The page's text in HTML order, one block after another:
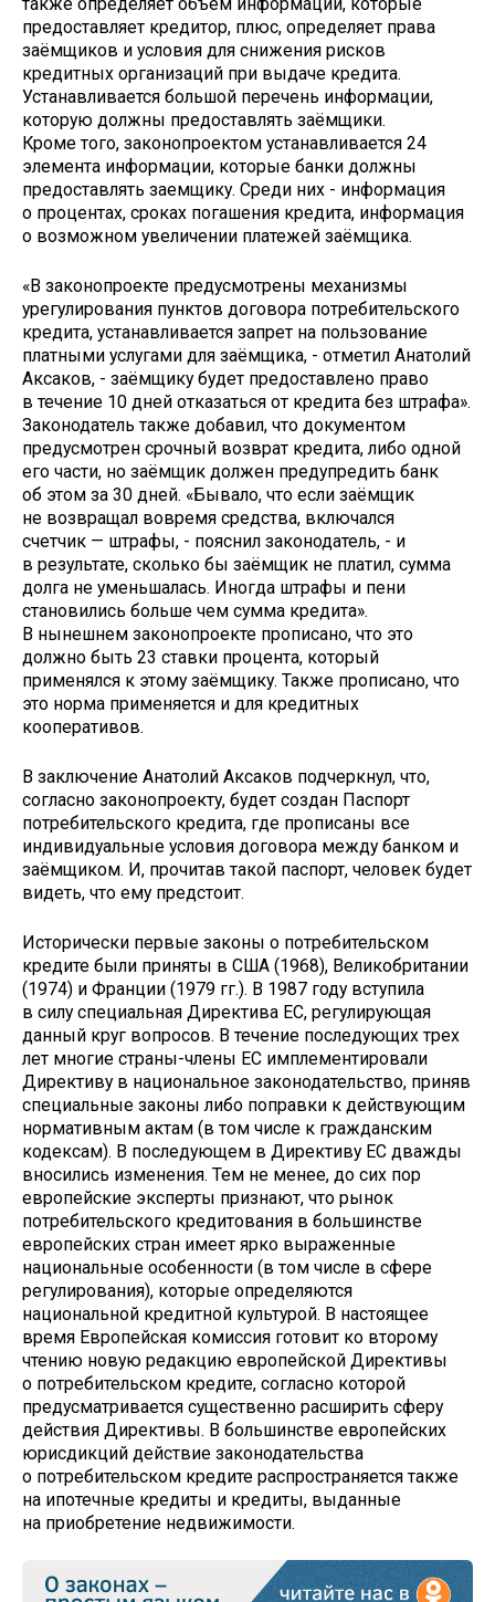
предоставляет кредитор, плюс, определяет права
заёмщиков и условия для снижения рисков
кредитных организаций при выдаче кредита.
Устанавливается большой перечень информации,
которую должны предоставлять заёмщики.
Кроме того, законопроектом устанавливается 24
элемента информации, которые банки должны
предоставлять заемщику. Среди них - информация
о процентах, сроках погашения кредита, информация
о возможном увеличении платежей заёмщика.
«В законопроекте предусмотрены механизмы
урегулирования пунктов договора потребительского
кредита, устанавливается запрет на пользование
платными услугами для заёмщика, - отметил Анатолий
Аксаков, - заёмщику будет предоставлено право
в течение 10 дней отказаться от кредита без штрафа».
Законодатель также добавил, что документом
предусмотрен срочный возврат кредита, либо одной
его части, но заёмщик должен предупредить банк
об этом за 30 дней. «Бывало, что если заёмщик
не возвращал вовремя средства, включался
счетчик — штрафы, - пояснил законодатель, - и
в результате, сколько бы заёмщик не платил, сумма
долга не уменьшалась. Иногда штрафы и пени
становились больше чем сумма кредита».
В нынешнем законопроекте прописано, что это
должно быть 23 ставки процента, который
применялся к этому заёмщику. Также прописано, что
это норма применяется и для кредитных
кооперативов.
В заключение Анатолий Аксаков подчеркнул, что,
согласно законопроекту, будет создан Паспорт
потребительского кредита, где прописаны все
индивидуальные условия договора между банком и
заёмщиком. И, прочитав такой паспорт, человек будет
видеть, что ему предстоит.
Исторически первые законы о потребительском
кредите были приняты в США (1968), Великобритании
(1974) и Франции (1979 гг.). В 1987 году вступила
в силу специальная Директива ЕС, регулирующая
данный круг вопросов. В течение последующих трех
лет многие страны-члены ЕС имплементировали
Директиву в национальное законодательство, приняв
специальные законы либо поправки к действующим
нормативным актам (в том числе к гражданским
кодексам). В последующем в Директиву ЕС дважды
вносились изменения. Тем не менее, до сих пор
европейские эксперты признают, что рынок
потребительского кредитования в большинстве
европейских стран имеет ярко выраженные
национальные особенности (в том числе в сфере
регулирования), которые определяются
национальной кредитной культурой. В настоящее
время Европейская комиссия готовит ко второму
чтению новую редакцию европейской Директивы
о потребительском кредите, согласно которой
предусматривается существенно расширить сферу
действия Директивы. В большинстве европейских
юрисдикций действие законодательства
о потребительском кредите распространяется также
на ипотечные кредиты и кредиты, выданные
на приобретение недвижимости.